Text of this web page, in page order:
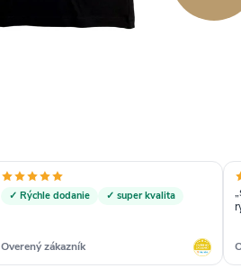
✓ Rýchle dodanie ✓ super kvalita
Overený zákazník